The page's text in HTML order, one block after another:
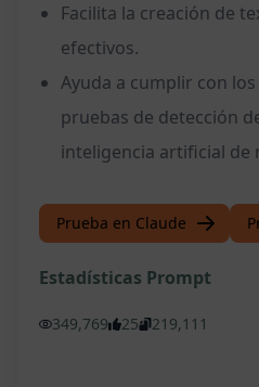
Facilita la creación de
efectivos.
Ayuda a cumplir con
pruebas de detección
inteligencia artificial de
Prueba en Claude
Estadísticas Prompt
349,769 25 219,111